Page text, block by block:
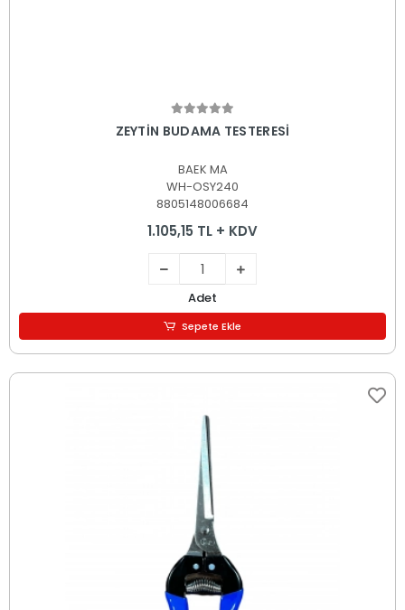
Sepete Ekle
ZEYTİN BUDAMA TESTERESİ
BAEK MA
WH-OSY240
8805148006684
1.105,15 TL + KDV
Adet
Sepete Ekle